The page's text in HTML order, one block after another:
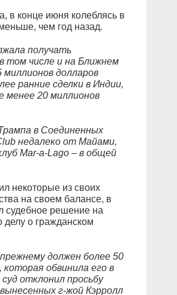
в конце июня колеблясь в
чем год назад.
получать
том числе и на Ближнем
миллионов долларов
ранние сделки в Индии,
менее 20 миллионов
в Соединенных
недалеко от Майами,
Mar-a-Lago – в общей
некоторые из своих
на своем балансе, в
судебное решение на
о гражданском
должен более 50
обвинила его в
отклонил просьбу
г-жой Кэрролл